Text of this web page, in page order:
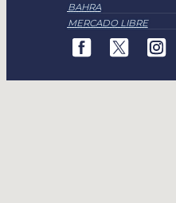
BAHRA
MERCADO LIBRE